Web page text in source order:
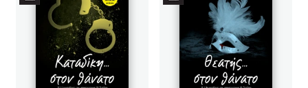
Ιωάννης Γλωσσόπουλος